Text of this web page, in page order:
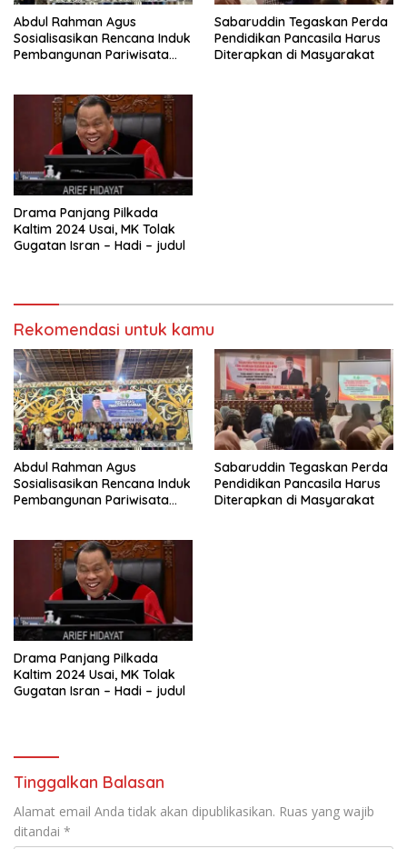
Abdul Rahman Agus
Sosialisasikan Rencana Induk
Pembangunan Pariwisata
Sabaruddin Tegaskan Perda
Pendidikan Pancasila Harus
Diterapkan di Masyarakat
Drama Panjang Pilkada
Kaltim 2024 Usai, MK Tolak
Gugatan Isran – Hadi – judul
Rekomendasi untuk kamu
Abdul Rahman Agus
Sosialisasikan Rencana Induk
Pembangunan Pariwisata
Sabaruddin Tegaskan Perda
Pendidikan Pancasila Harus
Diterapkan di Masyarakat
Drama Panjang Pilkada
Kaltim 2024 Usai, MK Tolak
Gugatan Isran – Hadi – judul
Tinggalkan Balasan
Alamat email Anda tidak akan dipublikasikan. Ruas yang wajib
ditandai *